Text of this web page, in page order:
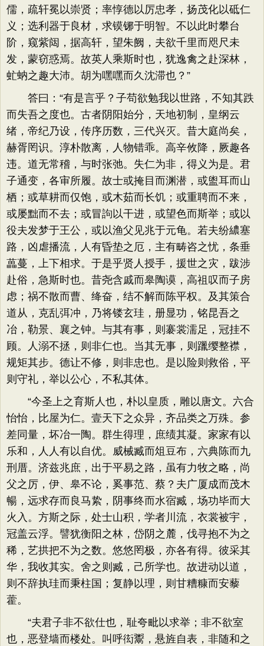
儒，疏轩冕以崇贤；率惇德以厉忠孝，扬茂化以砥仁
义；选利器于良材，求镆铘于明智。不以此时攀台
阶，窥紫闼，据高轩，望朱阙，夫欲千里而咫尺未
发，蒙窃惑焉。故英人乘斯时也，犹逸禽之赴深林，
虻蚋之趣大沛。胡为嘿嘿而久沈滞也？”
答曰：“有是言乎？子苟欲勉我以世路，不知其跌
而失吾之度也。古者阴阳始分，天地初制，皇纲云
绪，帝纪乃设，传序历数，三代兴灭。昔大庭尚矣，
赫胥罔识。淳朴散离，人物错乖。高辛攸降，厥趣各
违。道无常稽，与时张弛。失仁为非，得义为是。君
子通变，各审所履。故士或掩目而渊潜，或盥耳而山
栖；或草耕而仅饱，或木茹而长饥；或重聘而不来，
或屡黜而不去；或冒訽以干进，或望色而斯举；或以
役夫发梦于王公，或以渔父见兆于元龟。若夫纷繷塞
路，凶虐播流，人有昏垫之厄，主有畴咨之忧，条垂
藟蔓，上下相求。于是乎贤人授手，援世之灾，跋涉
赴俗，急斯时也。昔尧含戚而皋陶谟，高祖叹而子房
虑；祸不散而曹、绛奋，结不解而陈平权。及其策合
道从，克乱弭冲，乃将镂玄珪，册显功，铭昆吾之
冶，勒景、襄之钟。与其有事，则褰裳濡足，冠挂不
顾。人溺不拯，则非仁也。当其无事，则躐缨整襟，
规矩其步。德让不修，则非忠也。是以险则救俗，平
则守礼，举以公心，不私其体。
“今圣上之育斯人也，朴以皇质，雕以唐文。六合
怡怡，比屋为仁。壹天下之众异，齐品类之万殊。参
差同量，坏冶一陶。群生得理，庶绩其凝。家家有以
乐和，人人有以自优。威械臧而俎豆布，六典陈而九
刑厝。济兹兆庶，出于平易之路，虽有力牧之略，尚
父之厉，伊、皋不论，奚事范、蔡？夫广厦成而茂木
暢，远求存而良马絷，阴事终而水宿臧，场功毕而大
火入。方斯之际，处士山积，学者川流，衣裳被宇，
冠盖云浮。譬犹衡阳之林，岱阴之麓，伐寻抱不为之
稀，艺拱把不为之数。悠悠罔极，亦各有得。彼采其
华，我收其实。舍之则臧，己所学也。故进动以道，
则不辞执珪而秉柱国；复静以理，则甘糟糠而安藜
藿。
“夫君子非不欲仕也，耻夸毗以求举；非不欲室
也，恶登墙而楼处。叫呼衒鬻，悬旌自表，非随和之